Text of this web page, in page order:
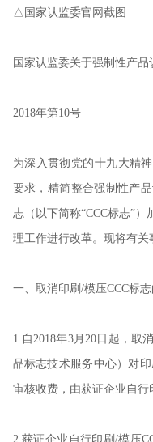
△国家认监委官网截图
国家认监委关于强制性产
2018年第10号
为深入贯彻党的十九大精
要求，精简整合强制性产
志（以下简称“CCC标志”
理工作进行改革。现将有关
一、取消印刷/模压CCC标
1.自2018年3月20日起，取
品标志技术服务中心）对
审核收费，由获证企业自行
2.获证企业自行印刷/模压